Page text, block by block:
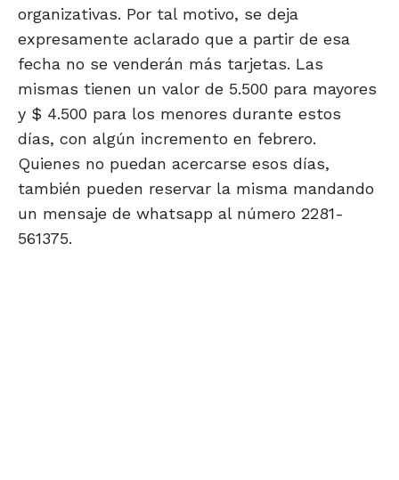
organizativas. Por tal motivo, se deja
expresamente aclarado que a partir de esa
fecha no se venderán más tarjetas. Las
mismas tienen un valor de 5.500 para mayores
y $ 4.500 para los menores durante estos
días, con algún incremento en febrero.
Quienes no puedan acercarse esos días,
también pueden reservar la misma mandando
un mensaje de whatsapp al número 2281-
561375.